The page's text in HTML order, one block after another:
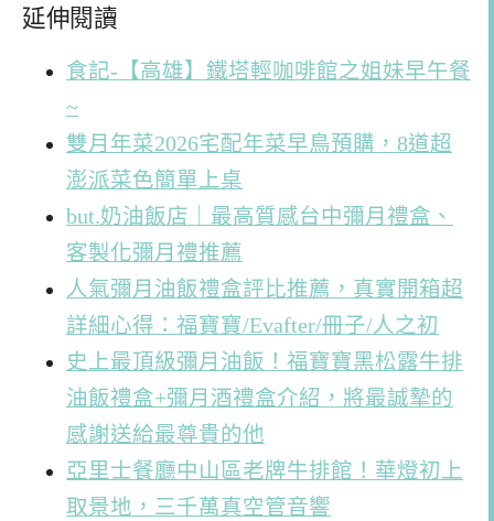
延伸閱讀
食記-【高雄】鐵塔輕咖啡館之姐妹早午餐
~
雙月年菜2026宅配年菜早鳥預購，8道超
澎派菜色簡單上桌
but.奶油飯店｜最高質感台中彌月禮盒、
客製化彌月禮推薦
人氣彌月油飯禮盒評比推薦，真實開箱超
詳細心得：福寶寶/Evafter/冊子/人之初
史上最頂級彌月油飯！福寶寶黑松露牛排
油飯禮盒+彌月酒禮盒介紹，將最誠摯的
感謝送給最尊貴的他
亞里士餐廳中山區老牌牛排館！華燈初上
取景地，三千萬真空管音響